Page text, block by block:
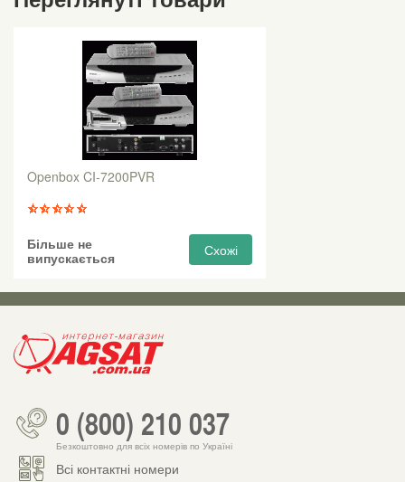
Openbox CI-7200PVR
Більше не
випускається
Схожі
0 (800) 210 037
Безкоштовно для всіх номерів по Україні
Всі контактні номери